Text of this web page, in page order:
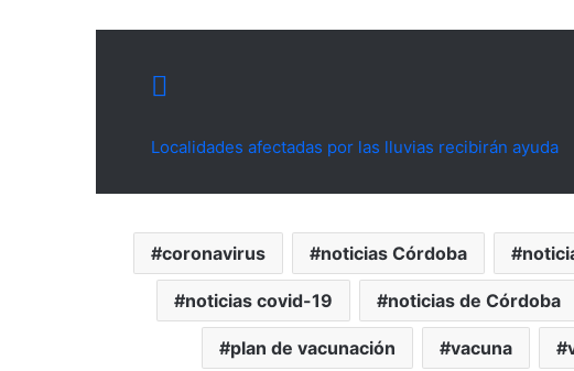
Localidades afectadas por las lluvias recibirán ayuda
coronavirus noticias Córdoba
noticias covid-19 noticias de Córdoba
plan de vacunación vacuna